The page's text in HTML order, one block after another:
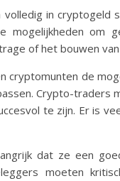
volledig in
mogelijkheden om
of het bouwen
cryptomunten de
Crypto-traders
te zijn. Er is
dat ze een
moeten